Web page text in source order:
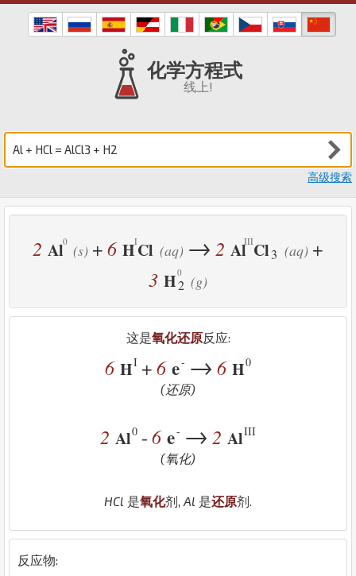
化学方程式
线上!
高级搜索
2 Al (s) +6 HCl (aq) → 2 Al Cl3 (aq) +
3 H2 (g)
这是氧化还原反应:
6 HI + 6 e- → 6 H0
(还原)
2 Al0 - 6 e- → 2 AlIII
(氧化)
HCl 是氧化剂, Al 是还原剂.
反应物: